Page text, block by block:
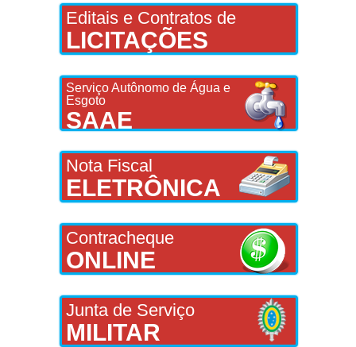
Editais e Contratos de
LICITAÇÕES
Serviço Autônomo de Água e
Esgoto
SAAE
Nota Fiscal
ELETRÔNICA
Contracheque
ONLINE
Junta de Serviço
MILITAR